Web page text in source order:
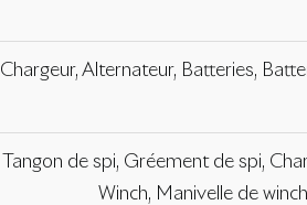
Chargeur, Alternateur, Batteries,
Tangon de spi, Gréement de spi,
Winch, Manivelle de